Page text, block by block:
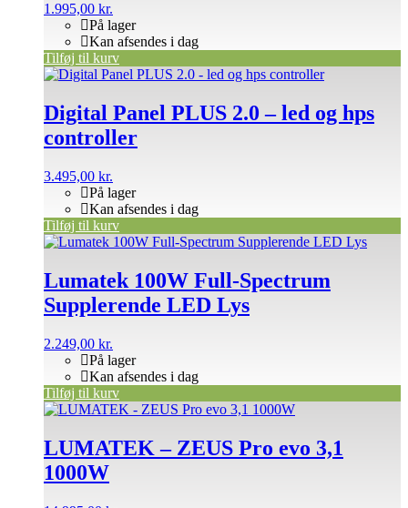
1.995,00 kr.
På lager
Kan afsendes i dag
Tilføj til kurv
Digital Panel PLUS 2.0 – led og hps
controller
3.495,00 kr.
På lager
Kan afsendes i dag
Tilføj til kurv
Lumatek 100W Full-Spectrum
Supplerende LED Lys
2.249,00 kr.
På lager
Kan afsendes i dag
Tilføj til kurv
LUMATEK – ZEUS Pro evo 3,1
1000W